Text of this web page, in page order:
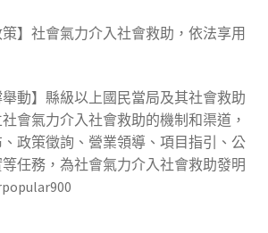
】社會氣力介入社會救助，依法享用
動】縣級以上國民當局及其社會救助
會氣力介入社會救助的機制和渠道，
政策徵詢、營業領導、項目指引、公
任務，為社會氣力介入社會救助發明